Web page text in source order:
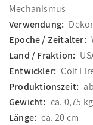
Mechanismus
Verwendung:
Epoche / Zeitalter:
Land / Fraktion:
Entwickler: Colt
Produktionszeit:
Gewicht: ca. 0,75 kg
Länge: ca. 20 cm